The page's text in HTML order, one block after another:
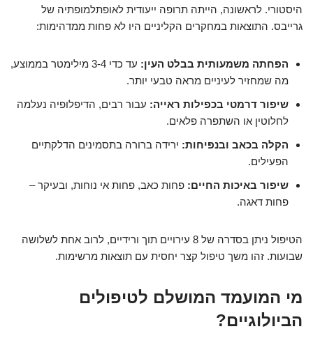
היסטורי. לראשונה, הייתה תרופה ייעודית לאופתלמופתיה של
גרייבס. התוצאות במחקרים הקליניים היו לא פחות ממדהימות:
הפחתה משמעותית בבלט העין:
עד כדי 3-4 מילימטר בממוצע,
מה שמחזיר לעיניים מראה טבעי יותר.
שיפור דרמטי בכפילות ראייה: עבור רבים, הדיפלופיה נעלמה
לחלוטין או השתפרה פלאים.
הקלה בכאב ובנפיחות: ירידה ברורה בתסמינים הדלקתיים
הפעילים.
שיפור באיכות החיים: פחות כאב, פחות אי נוחות, ובעיקר –
פחות דאגה.
הטיפול ניתן בסדרה של 8 עירויים תוך ורידיים, לרוב אחת לשלושה
שבועות. זהו משך טיפול קצר יחסית עם תוצאות מרשימות.
מי המועמד המושלם לטיפולים
הביולוגיים?